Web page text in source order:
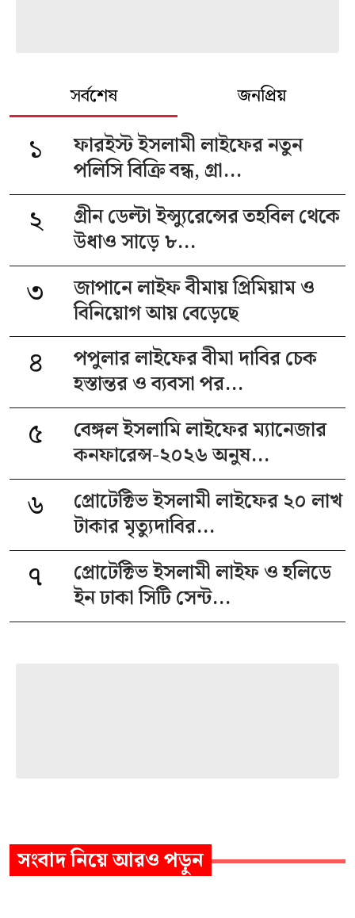
সর্বশেষ জনপ্রিয়
১
ফারইস্ট ইসলামী লাইফের নতুন
পলিসি বিক্রি বন্ধ, গ্রা...
২
গ্রীন ডেল্টা ইন্স্যুরেন্সের তহবিল থেকে
উধাও সাড়ে ৮...
৩
জাপানে লাইফ বীমায় প্রিমিয়াম ও
বিনিয়োগ আয় বেড়েছে
৪
পপুলার লাইফের বীমা দাবির চেক
হস্তান্তর ও ব্যবসা পর...
৫
বেঙ্গল ইসলামি লাইফের ম্যানেজার
কনফারেন্স-২০২৬ অনুষ...
৬
প্রোটেক্টিভ ইসলামী লাইফের ২০ লাখ
টাকার মৃত্যুদাবির...
৭
প্রোটেক্টিভ ইসলামী লাইফ ও হলিডে
ইন ঢাকা সিটি সেন্ট...
সংবাদনিয়ে আরও পড়ুন